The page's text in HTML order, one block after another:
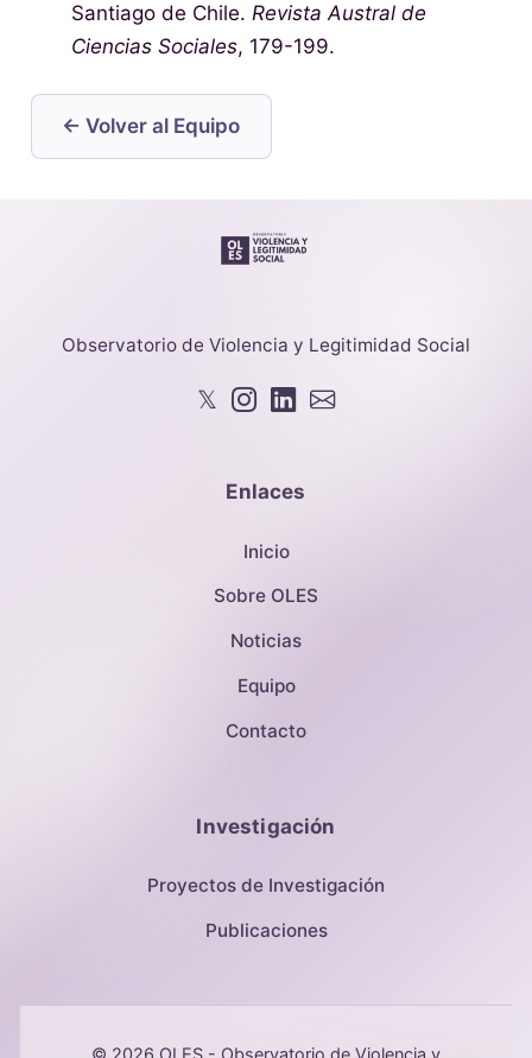
Santiago de Chile. Revista Austral de
Ciencias Sociales, 179-199.
← Volver al Equipo
Observatorio de Violencia y Legitimidad Social
𝕏
Enlaces
Inicio
Sobre OLES
Noticias
Equipo
Contacto
Investigación
Proyectos de Investigación
Publicaciones